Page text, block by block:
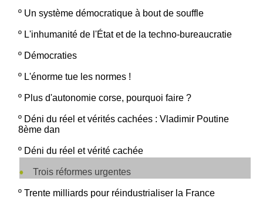
º Un système démocratique à bout de souffle
º L'inhumanité de l'État et de la techno-bureaucratie
º Démocraties
º L'énorme tue les normes !
º Plus d'autonomie corse, pourquoi faire ?
º Déni du réel et vérités cachées : Vladimir Poutine
8ème dan
º Déni du réel et vérité cachée
Trois réformes urgentes
º Trente milliards pour réindustrialiser la France